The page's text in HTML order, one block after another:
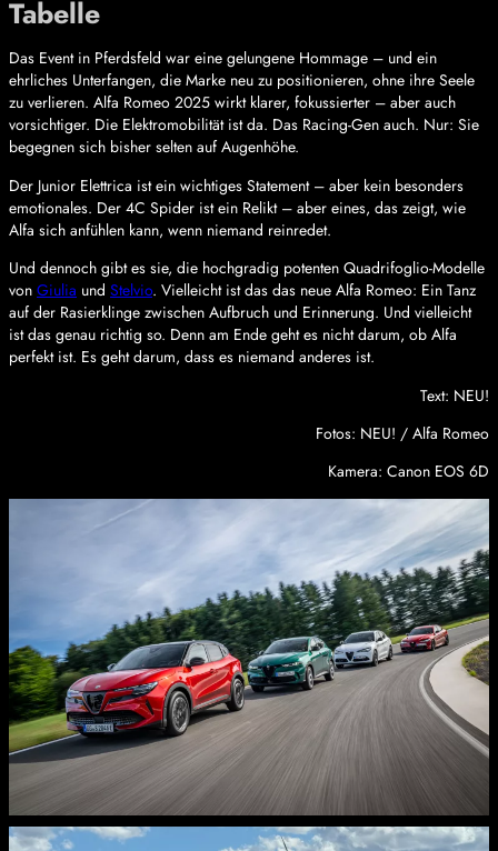
Tabelle
Das Event in Pferdsfeld war eine gelungene Hommage – und ein
ehrliches Unterfangen, die Marke neu zu positionieren, ohne ihre Seele
zu verlieren. Alfa Romeo 2025 wirkt klarer, fokussierter – aber auch
vorsichtiger. Die Elektromobilität ist da. Das Racing-Gen auch. Nur: Sie
begegnen sich bisher selten auf Augenhöhe.
Der Junior Elettrica ist ein wichtiges Statement – aber kein besonders
emotionales. Der 4C Spider ist ein Relikt – aber eines, das zeigt, wie
Alfa sich anfühlen kann, wenn niemand reinredet.
Und dennoch gibt es sie, die hochgradig potenten Quadrifoglio-Modelle
von Giulia und Stelvio. Vielleicht ist das das neue Alfa Romeo: Ein Tanz
auf der Rasierklinge zwischen Aufbruch und Erinnerung. Und vielleicht
ist das genau richtig so. Denn am Ende geht es nicht darum, ob Alfa
perfekt ist. Es geht darum, dass es niemand anderes ist.
Text: NEU!
Fotos: NEU! / Alfa Romeo
Kamera: Canon EOS 6D